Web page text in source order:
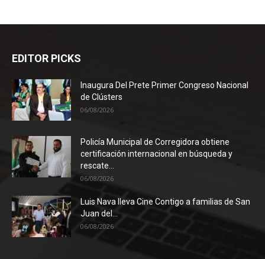
EDITOR PICKS
Inaugura Del Prete Primer Congreso Nacional
de Clústers
06/08/2026
Policía Municipal de Corregidora obtiene
certificación internacional en búsqueda y
rescate...
06/08/2026
Luis Nava lleva Cine Contigo a familias de San
Juan del...
06/08/2026